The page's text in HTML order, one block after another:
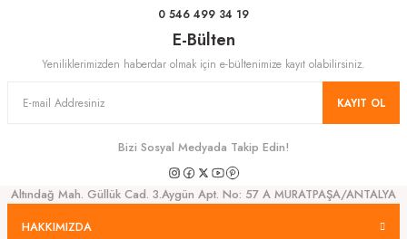
0 546 499 34 19
E-Bülten
Yeniliklerimizden haberdar olmak için e-bültenimize kayıt olabilirsiniz.
KAYIT OL
Bizi Sosyal Medyada Takip Edin!
Altındağ Mah. Güllük Cad. 3.Aygün Apt. No: 57 A MURATPAŞA/ANTALYA
HAKKIMIZDA